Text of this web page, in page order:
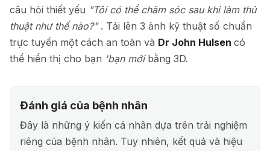
câu hỏi thiết yếu "Tôi có thể chăm sóc sau khi làm thủ
thuật như thế nào?" . Tải lên 3 ảnh kỹ thuật số chuẩn
trực tuyến một cách an toàn và Dr John Hulsen có
thể hiển thị cho bạn 'bạn mới bằng 3D.
Đánh giá của bệnh nhân
Đây là những ý kiến cá nhân dựa trên trải nghiệm
riêng của bệnh nhân. Tuy nhiên, kết quả và hiệu